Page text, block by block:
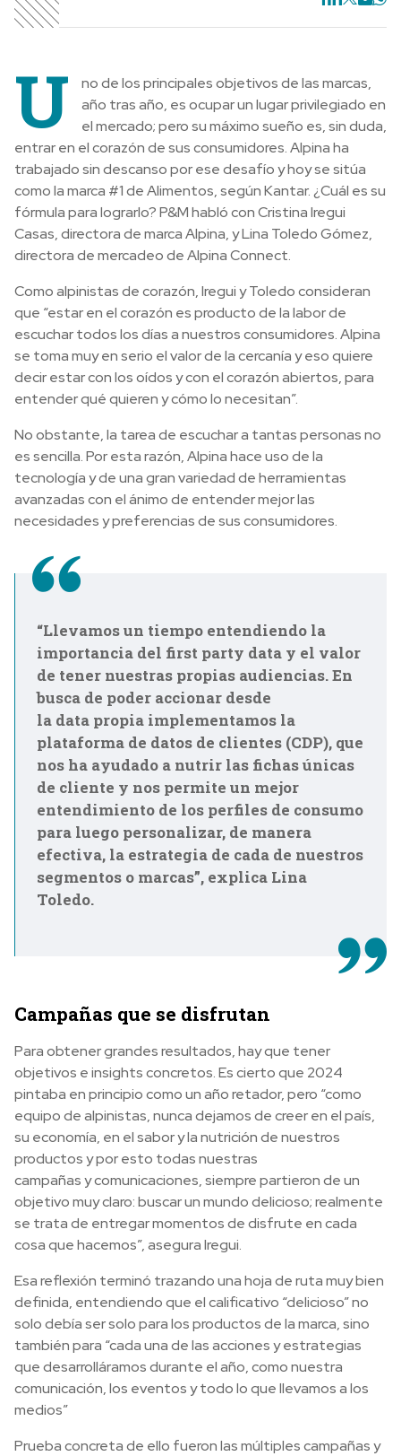
U
no de los principales objetivos de las marcas,
año tras año, es ocupar un lugar privilegiado en
el mercado; pero su máximo sueño es, sin duda,
entrar en el corazón de sus consumidores. Alpina ha
trabajado sin descanso por ese desafío y hoy se sitúa
como la marca #1 de Alimentos, según Kantar. ¿Cuál es su
fórmula para lograrlo? P&M habló con Cristina Iregui
Casas, directora de marca Alpina, y Lina Toledo Gómez,
directora de mercadeo de Alpina Connect.
Como alpinistas de corazón, Iregui y Toledo consideran
que “estar en el corazón es producto de la labor de
escuchar todos los días a nuestros consumidores. Alpina
se toma muy en serio el valor de la cercanía y eso quiere
decir estar con los oídos y con el corazón abiertos, para
entender qué quieren y cómo lo necesitan”.
No obstante, la tarea de escuchar a tantas personas no
es sencilla. Por esta razón, Alpina hace uso de la
tecnología y de una gran variedad de herramientas
avanzadas con el ánimo de entender mejor las
necesidades y preferencias de sus consumidores.
“Llevamos un tiempo entendiendo la
importancia del first party data y el valor
de tener nuestras propias audiencias. En
busca de poder accionar desde
la data propia implementamos la
plataforma de datos de clientes (CDP), que
nos ha ayudado a nutrir las fichas únicas
de cliente y nos permite un mejor
entendimiento de los perfiles de consumo
para luego personalizar, de manera
efectiva, la estrategia de cada de nuestros
segmentos o marcas”, explica Lina
Toledo.
Campañas que se disfrutan
Para obtener grandes resultados, hay que tener
objetivos e insights concretos. Es cierto que 2024
pintaba en principio como un año retador, pero “como
equipo de alpinistas, nunca dejamos de creer en el país,
su economía, en el sabor y la nutrición de nuestros
productos y por esto todas nuestras
campañas y comunicaciones, siempre partieron de un
objetivo muy claro: buscar un mundo delicioso; realmente
se trata de entregar momentos de disfrute en cada
cosa que hacemos”, asegura Iregui.
Esa reflexión terminó trazando una hoja de ruta muy bien
definida, entendiendo que el calificativo “delicioso” no
solo debía ser solo para los productos de la marca, sino
también para “cada una de las acciones y estrategias
que desarrolláramos durante el año, como nuestra
comunicación, los eventos y todo lo que llevamos a los
medios”
Prueba concreta de ello fueron las múltiples campañas y